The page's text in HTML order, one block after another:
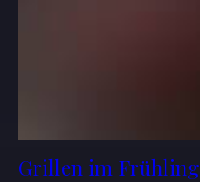
Grillen im Frühling